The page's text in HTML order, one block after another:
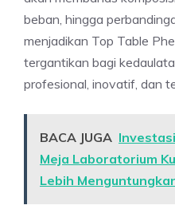
beban, hingga
menjadikan Top Table
tergantikan bagi
profesional, inovatif, dan
BACA JUGA
Meja Laboratorium
Lebih